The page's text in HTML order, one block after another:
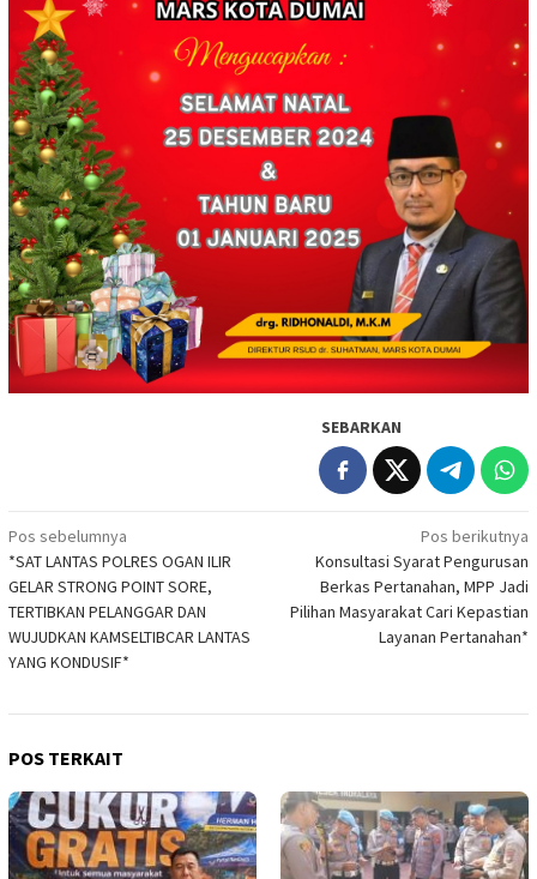
SEBARKAN
Navigasi
pos
Pos sebelumnya
*SAT LANTAS POLRES OGAN ILIR
GELAR STRONG POINT SORE,
TERTIBKAN PELANGGAR DAN
WUJUDKAN KAMSELTIBCAR LANTAS
YANG KONDUSIF*
Pos berikutnya
Konsultasi Syarat Pengurusan
Berkas Pertanahan, MPP Jadi
Pilihan Masyarakat Cari Kepastian
Layanan Pertanahan*
POS TERKAIT